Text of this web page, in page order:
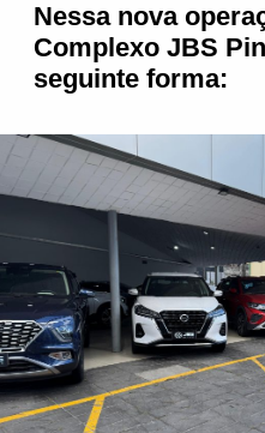
Nessa nova
Complexo JBS
seguinte forma: